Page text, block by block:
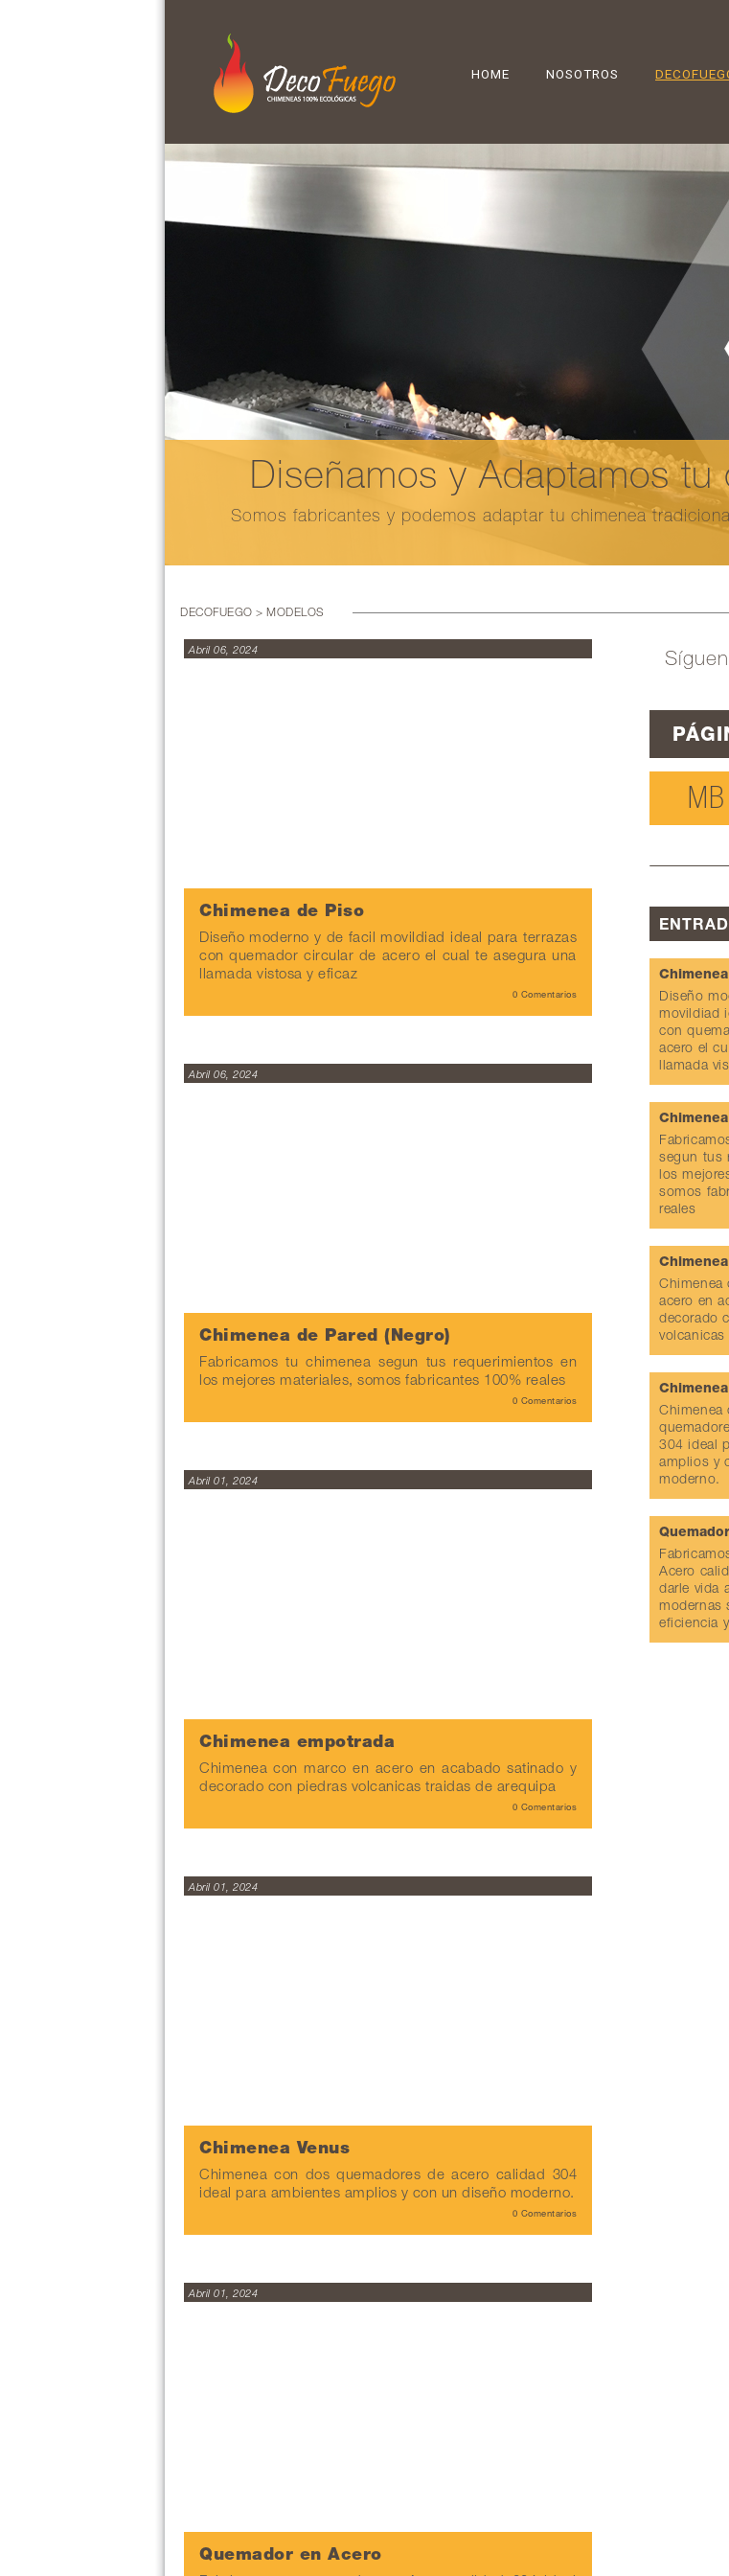
HOME NOSOTROS
Diseñamos y Adaptamos tu
Somos fabricantes y podemos adaptar tu chimenea
DECOFUEGO > MODELOS
Abril 06, 2024
Chimenea de Piso
Diseño moderno y de facil movildiad ideal para terrazas
con quemador circular de acero el cual te asegura una
llamada vistosa y eficaz
0 Comentarios
Abril 06, 2024
Chimenea de Pared (Negro)
Fabricamos tu chimenea segun tus requerimientos en
los mejores materiales, somos fabricantes 100% reales
0 Comentarios
Abril 01, 2024
Chimenea empotrada
Chimenea con marco en acero en acabado satinado y
decorado con piedras volcanicas traidas de arequipa
0 Comentarios
Abril 01, 2024
Chimenea Venus
Chimenea con dos quemadores de acero calidad 304
ideal para ambientes amplios y con un diseño moderno.
0 Comentarios
Abril 01, 2024
Quemador en Acero
Diseño
movildiad
con
acero el
llamada
segun tus
los
somos
reales
Chimenea
acero en
decorado
volcanicas
Chimenea
304 ideal
amplios y
moderno.
Acero
darle vida
modernas
eficiencia